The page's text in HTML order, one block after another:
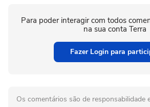
Para poder interagir com todos
na sua conta Terra
Fazer Login para
Os comentários são de responsabilidade